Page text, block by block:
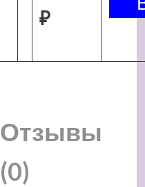
₽
Отзывы
(0)